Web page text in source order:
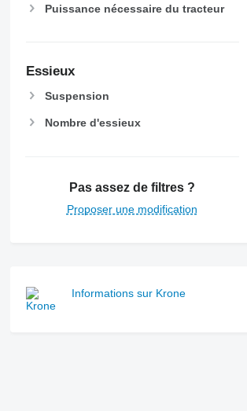
Puissance nécessaire du tracteur
Essieux
Suspension
Nombre d'essieux
Pas assez de filtres ?
Proposer une modification
Informations sur Krone